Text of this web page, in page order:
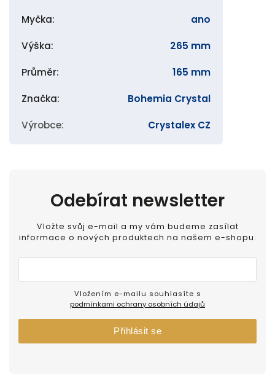
Myčka: ano
Výška: 265 mm
Průměr: 165 mm
Značka: Bohemia Crystal
Výrobce: Crystalex CZ
Odebírat newsletter
Vložte svůj e-mail a my vám budeme zasílat
informace o nových produktech na našem e-shopu.
podmínkami ochrany osobních údajů
Přihlásit se